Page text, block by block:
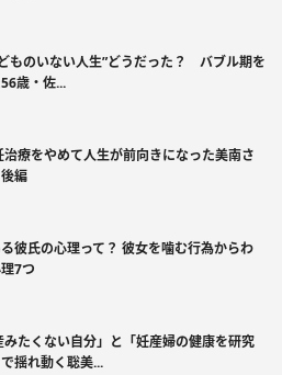
どものいない人生”どうだった？ バブル期を
歳・佐...
治療をやめて人生が前向きになった美南さ
編
彼氏の心理って？ 彼女を噛む行為からわ
7つ
みたくない自分」と「妊産婦の健康を研究
揺れ動く聡美...